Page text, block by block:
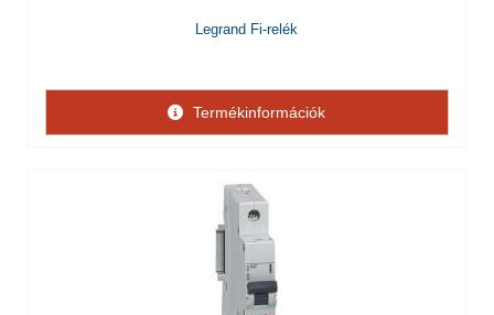
Legrand Fi-relék
Termékinformációk